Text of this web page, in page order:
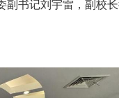
书记刘宇雷，副校